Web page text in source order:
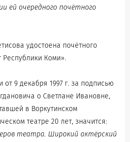
ей очередного почётного
удостоена почётного
Коми».
от 9 декабря 1997 г. за подписью
о Светлане Ивановне,
в Воркутинском
театре 20 лет, значится:
театра. Широкий актёрский